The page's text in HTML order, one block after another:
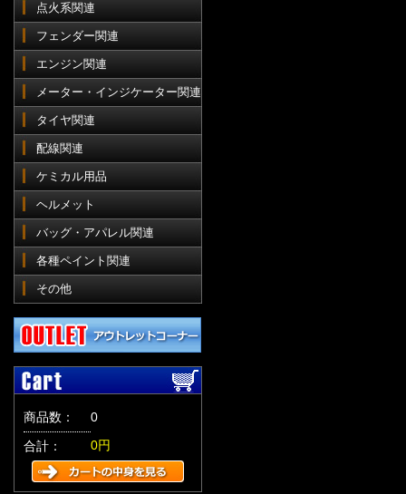
点火系関連
フェンダー関連
エンジン関連
メーター・インジケーター関連
タイヤ関連
配線関連
ケミカル用品
ヘルメット
バッグ・アパレル関連
各種ペイント関連
その他
商品数：
0
合計：
0円